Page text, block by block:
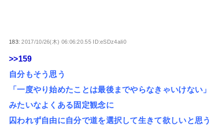
183:2017/10/26(木) 06:06:20.55 ID:eSDz4aIi0
>>159
自分もそう思う
「一度やり始めたことは最後までやらなきゃいけない」
みたいなよくある固定観念に
囚われず自由に自分で道を選択して生きて欲しいと思う